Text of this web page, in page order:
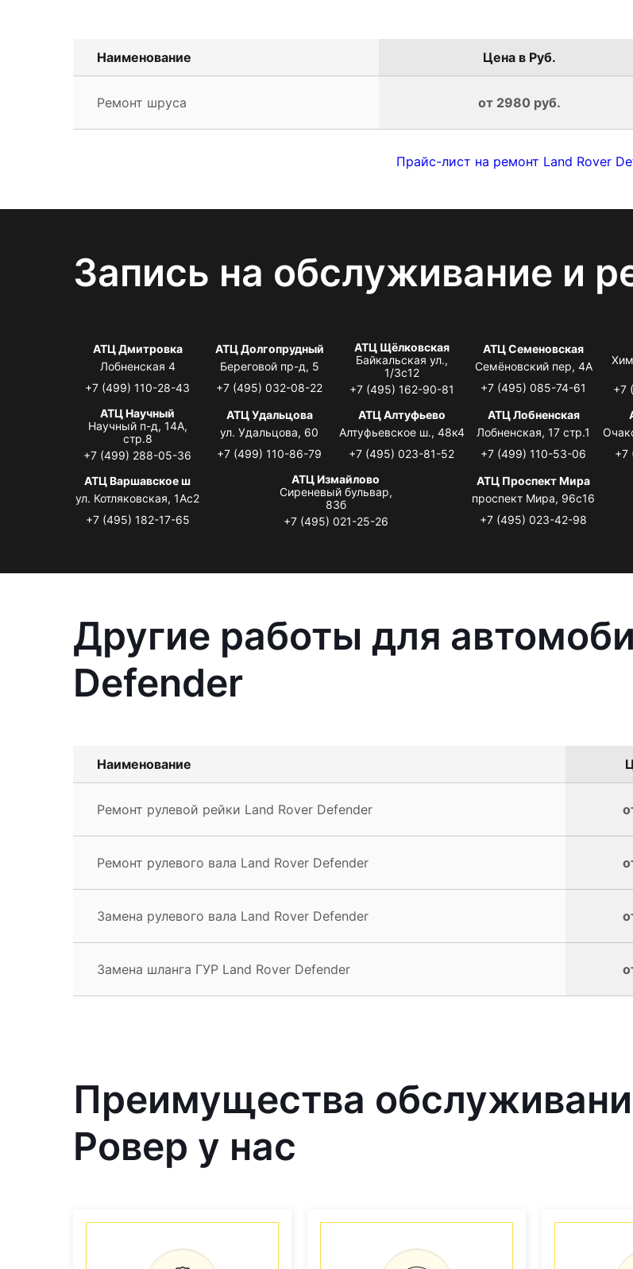
Наименование Цена в Руб.
Ремонт шруса от 2980 руб.
Прайс-лист на ремонт Land Rover
Запись на обслуживание и
АТЦ Дмитровка
Лобненская 4
+7 (499) 110-28-43
АТЦ Долгопрудный
Береговой пр-д, 5
+7 (495) 032-08-22
АТЦ Щёлковская
Байкальская ул.,
1/3с12
+7 (495) 162-90-81
АТЦ Семеновская
Семёновский пер, 4А
+7 (495) 085-74-61
+7
АТЦ Научный
Научный п-д, 14А,
стр.8
+7 (499) 288-05-36
АТЦ Удальцова
ул. Удальцова, 60
+7 (499) 110-86-79
АТЦ Алтуфьево
Алтуфьевское ш., 48к4
+7 (495) 023-81-52
АТЦ Лобненская
Лобненская, 17 стр.1
+7 (499) 110-53-06
+7
АТЦ Варшавское ш
ул. Котляковская, 1Ас2
+7 (495) 182-17-65
АТЦ Измайлово
Сиреневый бульвар,
83б
+7 (495) 021-25-26
АТЦ Проспект Мира
проспект Мира, 96с16
+7 (495) 023-42-98
Другие работы для
Defender
Наименование
Ремонт рулевой рейки Land Rover Defender
Ремонт рулевого вала Land Rover Defender
Замена рулевого вала Land Rover Defender
Замена шланга ГУР Land Rover Defender
Преимущества
Ровер у нас